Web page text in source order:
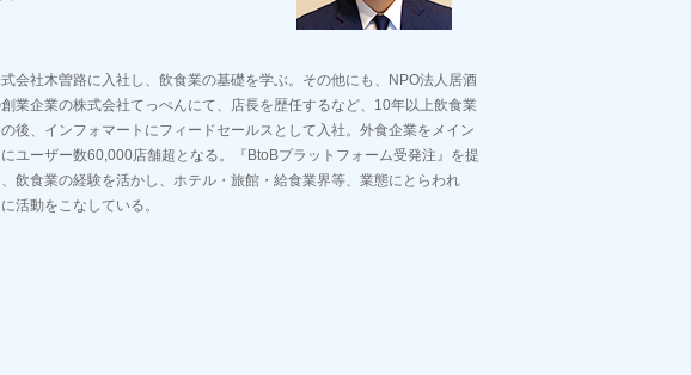
会社木曽路に入社し、飲食業の基礎を学ぶ。その他にも、NPO法人居酒
業企業の株式会社てっぺんにて、店長を歴任するなど、10年以上飲食業
後、インフォマートにフィードセールスとして入社。外食企業をメイン
ユーザー数60,000店舗超となる。『BtoBプラットフォーム受発注』を提
飲食業の経験を活かし、ホテル・旅館・給食業界等、業態にとらわれ
活動をこなしている。